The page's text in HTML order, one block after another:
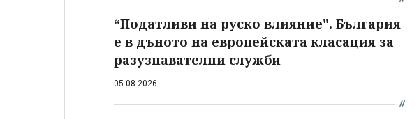
“Податливи на руско влияние". България
е в дъното на европейската класация за
разузнавателни служби
05.08.2026